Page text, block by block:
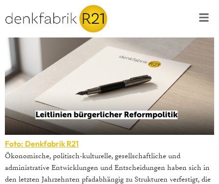
Foto: Denkfabrik R21
Ökonomische, politisch-kulturelle, gesellschaftliche und
administrative Entwicklungen und Entscheidungen haben sich in
den letzten Jahrzehnten pfadabhängig zu Strukturen verfestigt, die